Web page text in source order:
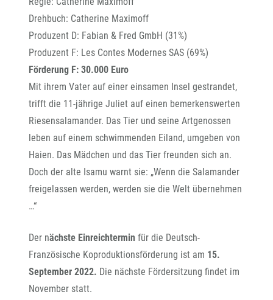
Drehbuch: Catherine Maximoff
Produzent D: Fabian & Fred GmbH (31%)
Produzent F: Les Contes Modernes SAS (69%)
Förderung F: 30.000 Euro
Mit ihrem Vater auf einer einsamen Insel gestrandet,
trifft die 11-jährige Juliet auf einen bemerkenswerten
Riesensalamander. Das Tier und seine Artgenossen
leben auf einem schwimmenden Eiland, umgeben von
Haien. Das Mädchen und das Tier freunden sich an.
Doch der alte Isamu warnt sie: „Wenn die Salamander
freigelassen werden, werden sie die Welt übernehmen
…“
Der nächste Einreichtermin für die Deutsch-
Französische Koproduktionsförderung ist am 15.
September 2022. Die nächste Fördersitzung findet im
November statt.